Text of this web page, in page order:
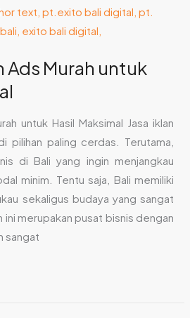
Ads Murah untuk
untuk Hasil Maksimal Jasa iklan
pilihan paling cerdas. Terutama,
di Bali yang ingin menjangkau
minim. Tentu saja, Bali memiliki
sekaligus budaya yang sangat
ini merupakan pusat bisnis dengan
sangat